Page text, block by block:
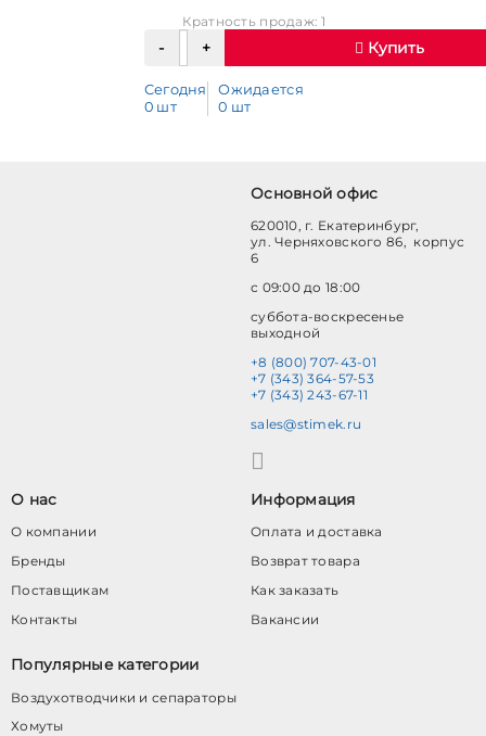
Кратность продаж: 1
Купить
Сегодня
0 шт
Ожидается
0 шт
Основной офис
620010, г. Екатеринбург,
ул. Черняховского 86, корпус
6
с 09:00 до 18:00
суббота-воскресенье
выходной
+8 (800) 707-43-01
+7 (343) 364-57-53
+7 (343) 243-67-11
sales@stimek.ru
О нас
О компании
Бренды
Поставщикам
Контакты
Информация
Оплата и доставка
Возврат товара
Как заказать
Вакансии
Популярные категории
Воздухотводчики и сепараторы
Хомуты